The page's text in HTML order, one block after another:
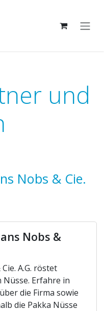
und
Nobs & Cie.
Nobs &
A.G. röstet
Erfahre in
die Firma sowie
die Pakka Nüsse